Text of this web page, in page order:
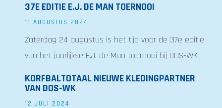
37E EDITIE E.J. DE MAN TOERNOOI
11 AUGUSTUS 2024
Zaterdag 24 augustus is het tijd voor de 37e editie
van het jaarlijkse E.J. de Man toernooi bij DOS-WK!
KORFBALTOTAAL NIEUWE KLEDINGPARTNER
VAN DOS-WK
12 JULI 2024